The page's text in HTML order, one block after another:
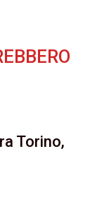
Torino,